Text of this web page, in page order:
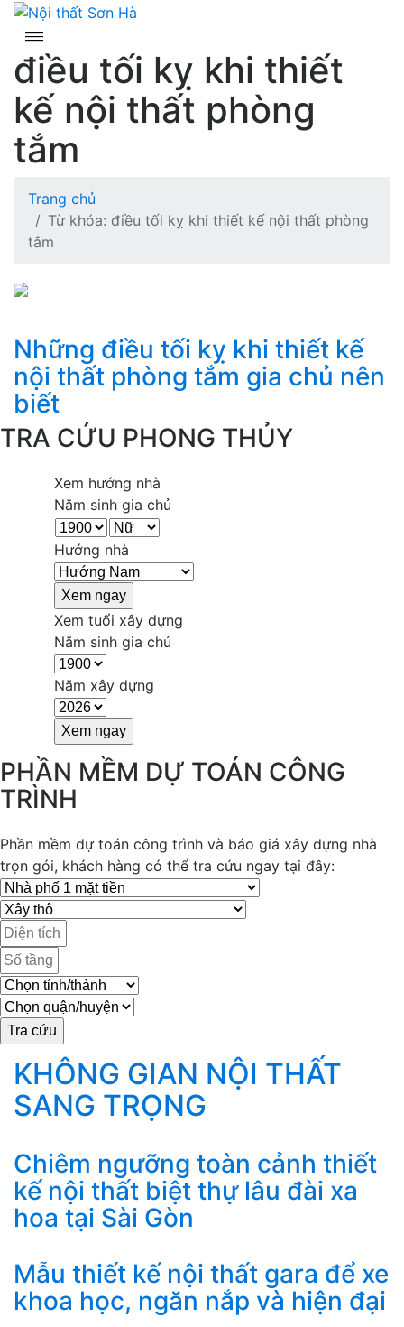
Skip
content
điều tối kỵ khi thiết
kế nội thất phòng
tắm
Trang chủ
Từ khóa: điều tối kỵ khi thiết kế nội thất phòng
tắm
Những điều tối kỵ khi thiết kế
nội thất phòng tắm gia chủ nên
biết
TRA CỨU PHONG THỦY
Xem hướng nhà
Năm sinh gia chủ
Hướng nhà
Xem tuổi xây dựng
Năm sinh gia chủ
Năm xây dựng
PHẦN MỀM DỰ TOÁN CÔNG
TRÌNH
Phần mềm dự toán công trình và báo giá xây dựng nhà
trọn gói, khách hàng có thể tra cứu ngay tại đây:
KHÔNG GIAN NỘI THẤT
SANG TRỌNG
Chiêm ngưỡng toàn cảnh thiết
kế nội thất biệt thự lâu đài xa
hoa tại Sài Gòn
Mẫu thiết kế nội thất gara để xe
khoa học, ngăn nắp và hiện đại